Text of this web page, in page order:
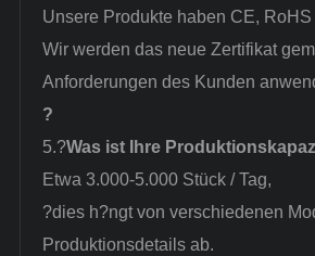
Unsere Produkte haben CE,
Wir werden das neue Zertifikat
Anforderungen des Kunden
?
5.?Was ist Ihre
Etwa 3.000-5.000 Stück / Tag,
?dies h?ngt von verschiedenen
Produktionsdetails ab.